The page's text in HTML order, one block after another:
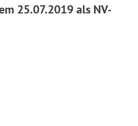
25.07.2019 als NV-